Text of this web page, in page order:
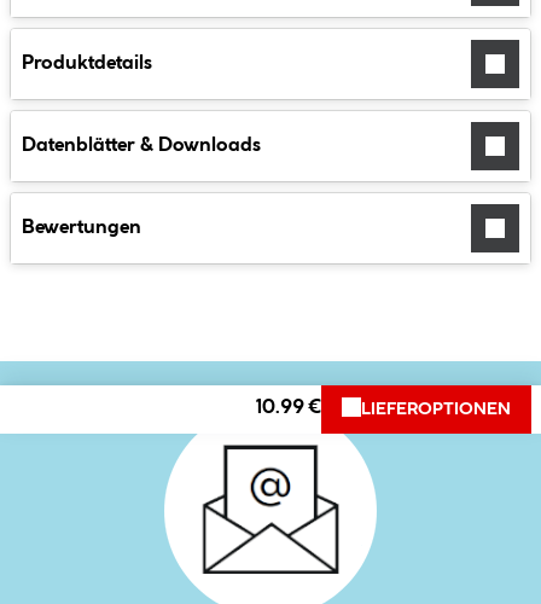
Produktdetails
Datenblätter & Downloads
Bewertungen
10.99 € LIEFEROPTIONEN